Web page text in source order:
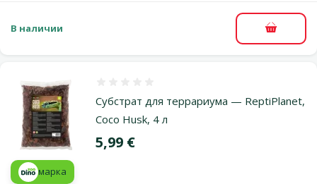
В наличии В
Субстрат для террариума — ReptiPlanet,
Coco Husk, 4 л
Цена
5,99 €
марка